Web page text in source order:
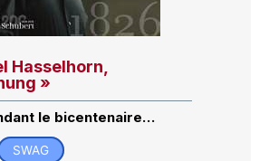
Hasselhorn,
»
le bicentenaire…
SWAG